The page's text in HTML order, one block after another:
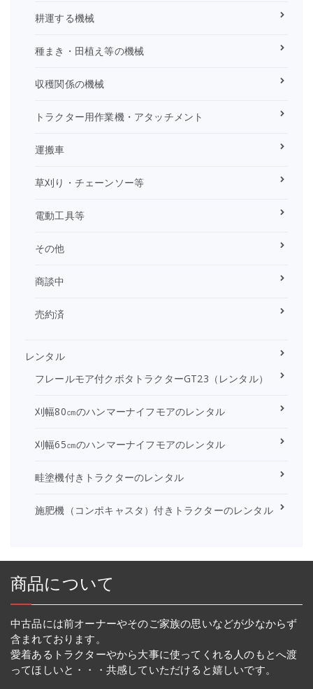
耕運する機械
種まき・田植え等の機械
収穫関係の機械
トラクター用作業機・アタッチメント
運搬車
草刈り・チェーンソー等
電動工具等
その他
商談中
売約済
レンタル
フレールモア付クボタトラクターGT23（レンタル）
刈幅80㎝のハンマーナイフモアのレンタル
刈幅65㎝のハンマーナイフモアのレンタル
畦塗機付きトラクターのレンタル
施肥機（コンポキャスタ）付きトラクターのレンタル
商品について
中古品には前オーナーやそのご家族の思いなどが少なからず
含まれております。
愛着あるトラクターやから大事に使ってくれる人のもとへ渡
ってほしいと・・・共感していただけると嬉しいです。